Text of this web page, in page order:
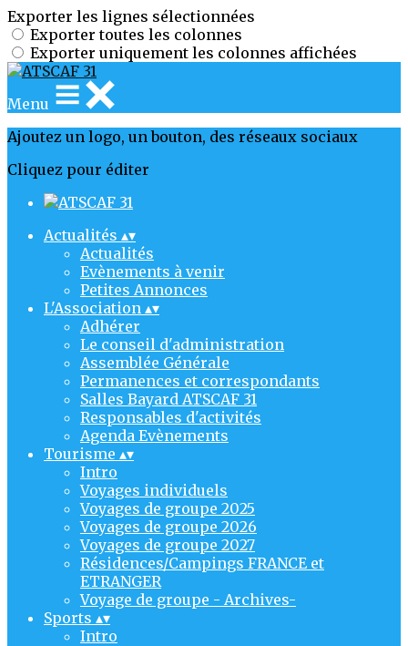
Exporter les lignes sélectionnées
Exporter toutes les colonnes
Exporter uniquement les colonnes affichées
Menu
Ajoutez un logo, un bouton, des réseaux sociaux
Cliquez pour éditer
Actualités ▴▾
Actualités
Evènements à venir
Petites Annonces
L'Association ▴▾
Adhérer
Le conseil d'administration
Assemblée Générale
Permanences et correspondants
Salles Bayard ATSCAF 31
Responsables d'activités
Agenda Evènements
Tourisme ▴▾
Intro
Voyages individuels
Voyages de groupe 2025
Voyages de groupe 2026
Voyages de groupe 2027
Résidences/Campings FRANCE et
ETRANGER
Voyage de groupe - Archives-
Sports ▴▾
Intro